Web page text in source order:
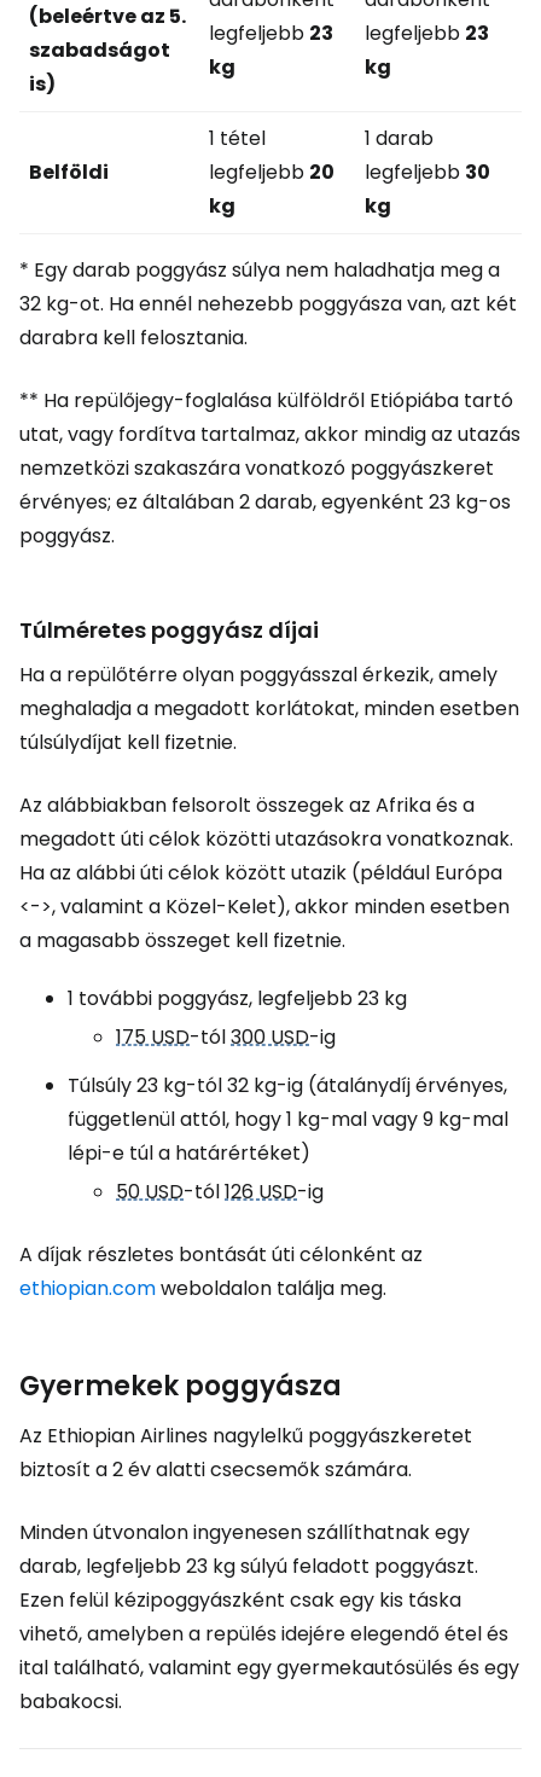
(beleértve az 5.
szabadságot
is)
legfeljebb 23
kg
legfeljebb 23
kg
Belföldi
1 tétel
legfeljebb 20
kg
1 darab
legfeljebb 30
kg
* Egy darab poggyász súlya nem haladhatja meg a
32 kg-ot. Ha ennél nehezebb poggyásza van, azt két
darabra kell felosztania.
** Ha repülőjegy-foglalása külföldről Etiópiába tartó
utat, vagy fordítva tartalmaz, akkor mindig az utazás
nemzetközi szakaszára vonatkozó poggyászkeret
érvényes; ez általában 2 darab, egyenként 23 kg-os
poggyász.
Túlméretes poggyász díjai
Ha a repülőtérre olyan poggyásszal érkezik, amely
meghaladja a megadott korlátokat, minden esetben
túlsúlydíjat kell fizetnie.
Az alábbiakban felsorolt összegek az Afrika és a
megadott úti célok közötti utazásokra vonatkoznak.
Ha az alábbi úti célok között utazik (például Európa
<->, valamint a Közel-Kelet), akkor minden esetben
a magasabb összeget kell fizetnie.
1 további poggyász, legfeljebb 23 kg
175 USD-tól300 USD-ig
Túlsúly 23 kg-tól 32 kg-ig (átalánydíj érvényes,
függetlenül attól, hogy 1 kg-mal vagy 9 kg-mal
lépi-e túl a határértéket)
50 USD-tól126 USD-ig
A díjak részletes bontását úti célonként az
ethiopian.comweboldalon találja meg.
Gyermekek poggyásza
Az Ethiopian Airlines nagylelkű poggyászkeretet
biztosít a 2 év alatti csecsemők számára.
Minden útvonalon ingyenesen szállíthatnak egy
darab, legfeljebb 23 kg súlyú feladott poggyászt.
Ezen felül kézipoggyászként csak egy kis táska
vihető, amelyben a repülés idejére elegendő étel és
ital található, valamint egy gyermekautósülés és egy
babakocsi.